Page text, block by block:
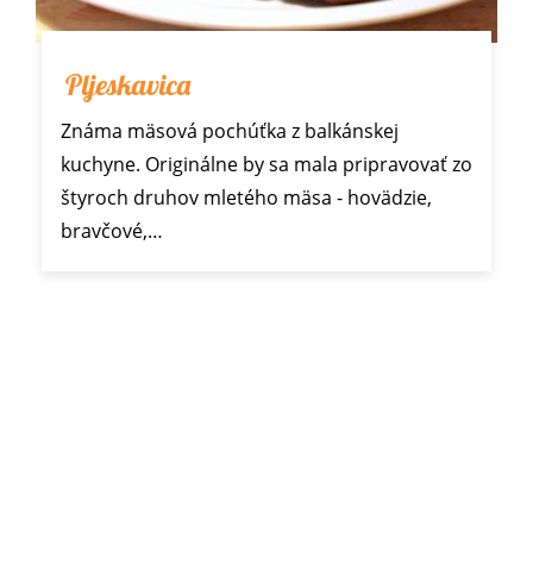
Pljeskavica
Známa mäsová pochúťka z balkánskej
kuchyne. Originálne by sa mala pripravovať zo
štyroch druhov mletého mäsa - hovädzie,
bravčové,…